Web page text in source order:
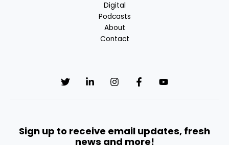
Digital
Podcasts
About
Contact
Sign up to receive email updates, fresh
news and more!